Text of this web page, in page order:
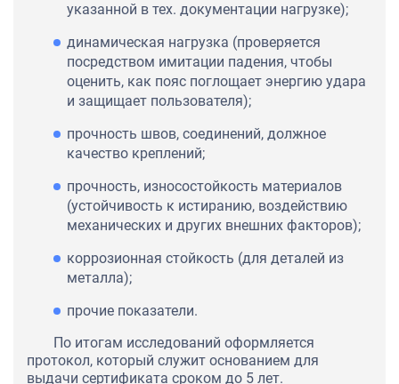
указанной в тех. документации нагрузке);
динамическая нагрузка (проверяется
посредством имитации падения, чтобы
оценить, как пояс поглощает энергию удара
и защищает пользователя);
прочность швов, соединений, должное
качество креплений;
прочность, износостойкость материалов
(устойчивость к истиранию, воздействию
механических и других внешних факторов);
коррозионная стойкость (для деталей из
металла);
прочие показатели.
По итогам исследований оформляется
протокол, который служит основанием для
выдачи сертификата сроком до 5 лет.